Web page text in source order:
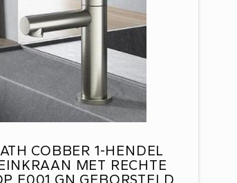
COBBER 1-HENDEL
MET RECHTE
E001 GN GEBORSTELD